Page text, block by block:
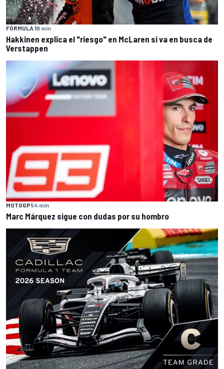
FÓRMULA 18 min
Hakkinen explica el "riesgo" en McLaren si va en busca de
Verstappen
MOTOGP54 min
Marc Márquez sigue con dudas por su hombro